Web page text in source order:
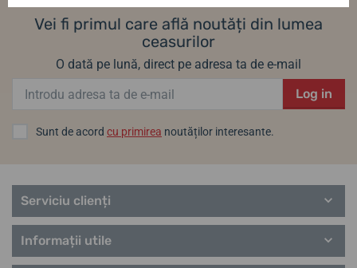
Vei fi primul care află noutăți din lumea
ceasurilor
O dată pe lună, direct pe adresa ta de e-mail
Log in
Sunt de acord cu primirea noutăților interesante.
Serviciu clienți
Informații utile